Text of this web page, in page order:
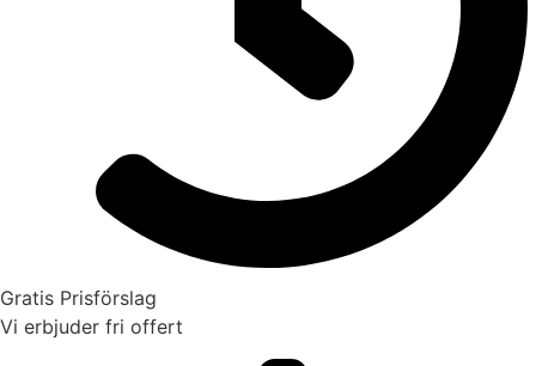
Gratis Prisförslag
Vi erbjuder fri offert